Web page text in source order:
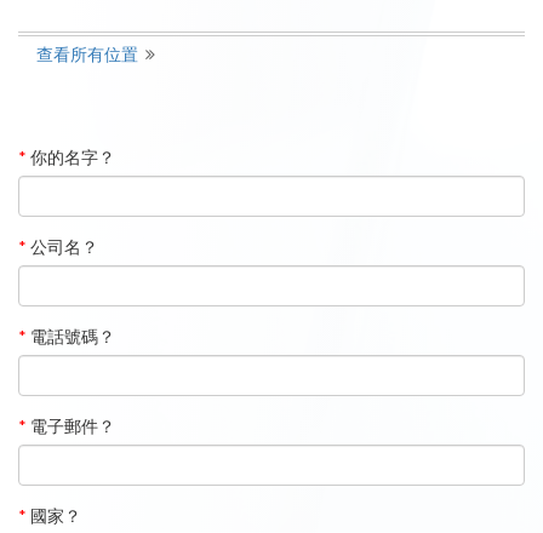
查看所有位置
* 你的名字？
* 公司名？
* 電話號碼？
* 電子郵件？
* 國家？